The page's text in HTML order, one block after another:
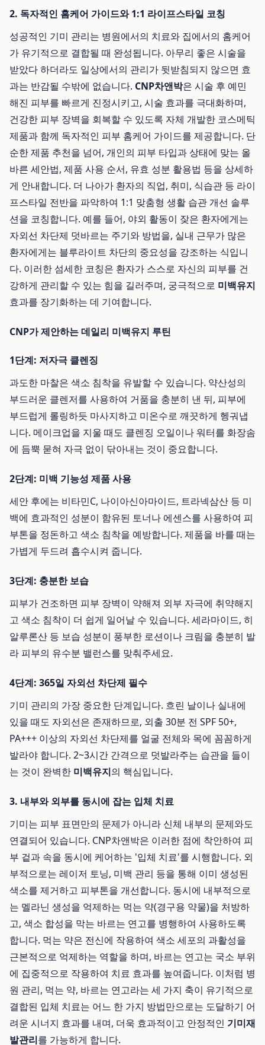
2. 독자적인 홈케어 가이드와 1:1 라이프스타일 코칭
성공적인 기미 관리는 병원에서의 치료와 집에서의 홈케어
가 유기적으로 결합될 때 완성됩니다. 아무리 좋은 시술을
받았다 하더라도 일상에서의 관리가 뒷받침되지 않으면 효
과는 반감될 수밖에 없습니다. CNP차앤박은 시술 후 예민
해진 피부를 빠르게 진정시키고, 시술 효과를 극대화하며,
건강한 피부 장벽을 회복할 수 있도록 자체 개발한 코스메틱
제품과 함께 독자적인 피부 홈케어 가이드를 제공합니다. 단
순한 제품 추천을 넘어, 개인의 피부 타입과 상태에 맞는 올
바른 세안법, 제품 사용 순서, 유효 성분 활용법 등을 상세하
게 안내합니다. 더 나아가 환자의 직업, 취미, 식습관 등 라이
프스타일 전반을 파악하여 1:1 맞춤형 생활 습관 개선 솔루
션을 코칭합니다. 예를 들어, 야외 활동이 잦은 환자에게는
자외선 차단제 덧바르는 주기와 방법을, 실내 근무가 많은
환자에게는 블루라이트 차단의 중요성을 강조하는 식입니
다. 이러한 섬세한 코칭은 환자가 스스로 자신의 피부를 건
강하게 관리할 수 있는 힘을 길러주며, 궁극적으로 미백유지
효과를 장기화하는 데 기여합니다.
CNP가 제안하는 데일리 미백유지 루틴
1단계: 저자극 클렌징
과도한 마찰은 색소 침착을 유발할 수 있습니다. 약산성의
부드러운 클렌저를 사용하여 거품을 충분히 낸 뒤, 피부에
부드럽게 롤링하듯 마사지하고 미온수로 깨끗하게 헹궈냅
니다. 메이크업을 지울 때도 클렌징 오일이나 워터를 화장솜
에 듬뿍 묻혀 자극 없이 닦아내는 것이 중요합니다.
2단계: 미백 기능성 제품 사용
세안 후에는 비타민C, 나이아신아마이드, 트라넥삼산 등 미
백에 효과적인 성분이 함유된 토너나 에센스를 사용하여 피
부톤을 정돈하고 색소 침착을 예방합니다. 제품을 바를 때는
가볍게 두드려 흡수시켜 줍니다.
3단계: 충분한 보습
피부가 건조하면 피부 장벽이 약해져 외부 자극에 취약해지
고 색소 침착이 더 쉽게 일어날 수 있습니다. 세라마이드, 히
알루론산 등 보습 성분이 풍부한 로션이나 크림을 충분히 발
라 피부의 유수분 밸런스를 맞춰주세요.
4단계: 365일 자외선 차단제 필수
기미 관리의 가장 중요한 단계입니다. 흐린 날이나 실내에
있을 때도 자외선은 존재하므로, 외출 30분 전 SPF 50+,
PA+++ 이상의 자외선 차단제를 얼굴 전체와 목에 꼼꼼하게
발라야 합니다. 2~3시간 간격으로 덧발라주는 습관을 들이
는 것이 완벽한 미백유지의 핵심입니다.
3. 내부와 외부를 동시에 잡는 입체 치료
기미는 피부 표면만의 문제가 아니라 신체 내부의 문제와도
연결되어 있습니다. CNP차앤박은 이러한 점에 착안하여 피
부 겉과 속을 동시에 케어하는 '입체 치료'를 시행합니다. 외
부적으로는 레이저 토닝, 미백 관리 등을 통해 이미 생성된
색소를 제거하고 피부톤을 개선합니다. 동시에 내부적으로
는 멜라닌 생성을 억제하는 먹는 약(경구용 약물)을 처방하
고, 색소 합성을 막는 바르는 연고를 병행하여 사용하도록
합니다. 먹는 약은 전신에 작용하여 색소 세포의 과활성을
근본적으로 억제하는 역할을 하며, 바르는 연고는 국소 부위
에 집중적으로 작용하여 치료 효과를 높여줍니다. 이처럼 병
원 관리, 먹는 약, 바르는 연고라는 세 가지 축이 유기적으로
결합된 입체 치료는 어느 한 가지 방법만으로는 도달하기 어
려운 시너지 효과를 내며, 더욱 효과적이고 안정적인 기미재
발관리를 가능하게 합니다.